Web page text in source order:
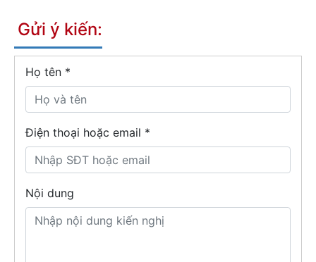
Gửi ý kiến:
Họ tên *
Điện thoại hoặc email *
Nội dung